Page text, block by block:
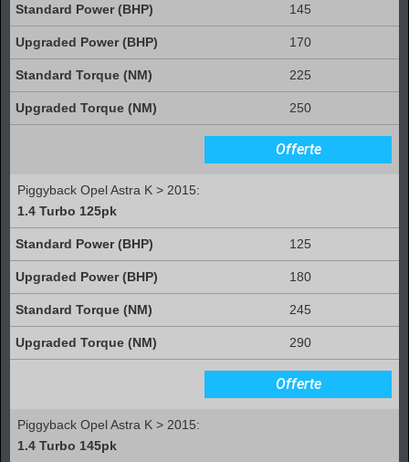
145
170
225
250
Offerte
Piggyback Opel Astra K > 2015:
1.4 Turbo 125pk
125
180
245
290
Offerte
Piggyback Opel Astra K > 2015:
1.4 Turbo 145pk